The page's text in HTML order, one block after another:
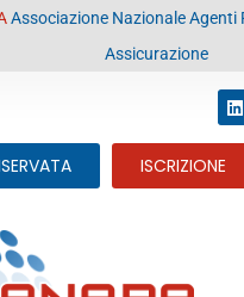
Associazione Nazionale Agenti
Assicurazione
ISCRIZIONE